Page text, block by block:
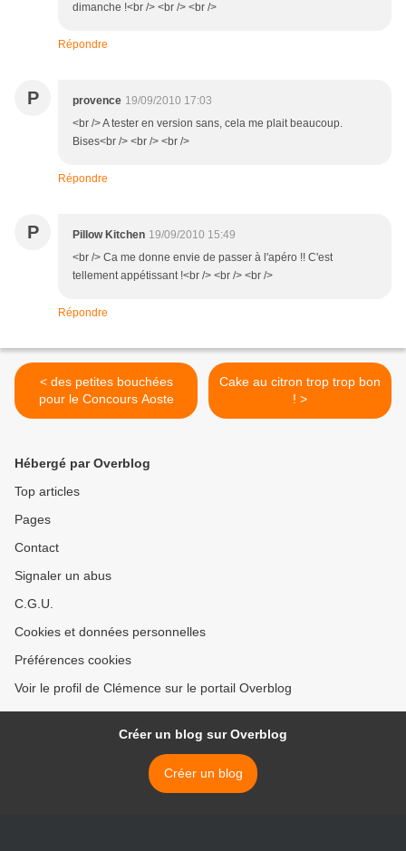
dimanche !<br /> <br /> <br />
Répondre
P provence 19/09/2010 17:03
<br /> A tester en version sans, cela me plait beaucoup.
Bises<br /> <br /> <br />
Répondre
P Pillow Kitchen 19/09/2010 15:49
<br /> Ca me donne envie de passer à l'apéro !! C'est
tellement appétissant !<br /> <br /> <br />
Répondre
< des petites bouchées
pour le Concours Aoste
Cake au citron trop trop bon
! >
Hébergé par Overblog
Top articles
Pages
Contact
Signaler un abus
C.G.U.
Cookies et données personnelles
Préférences cookies
Voir le profil de Clémence sur le portail Overblog
Créer un blog sur Overblog
Créer un blog